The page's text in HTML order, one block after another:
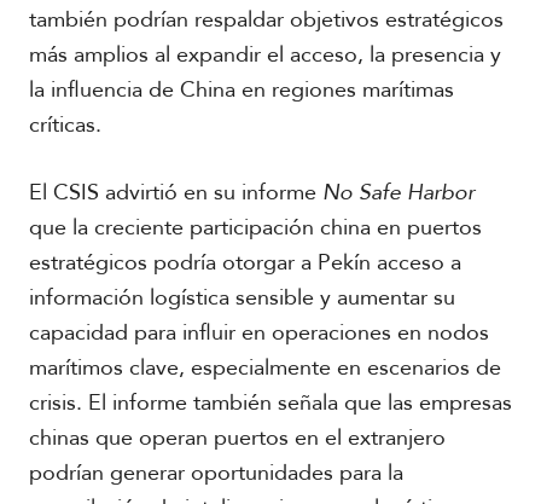
también podrían respaldar objetivos estratégicos
más amplios al expandir el acceso, la presencia y
la influencia de China en regiones marítimas
críticas.
El CSIS advirtió en su informe No Safe Harbor
que la creciente participación china en puertos
estratégicos podría otorgar a Pekín acceso a
información logística sensible y aumentar su
capacidad para influir en operaciones en nodos
marítimos clave, especialmente en escenarios de
crisis. El informe también señala que las empresas
chinas que operan puertos en el extranjero
podrían generar oportunidades para la